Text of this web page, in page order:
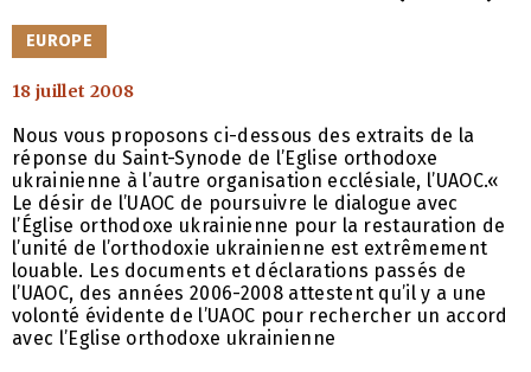
CATÉGORIES
EUROPE
18 juillet 2008
Nous vous proposons ci-dessous des extraits de la
réponse du Saint-Synode de l’Eglise orthodoxe
ukrainienne à l’autre organisation ecclésiale, l’UAOC.«
Le désir de l’UAOC de poursuivre le dialogue avec
l’Église orthodoxe ukrainienne pour la restauration de
l’unité de l’orthodoxie ukrainienne est extrêmement
louable. Les documents et déclarations passés de
l’UAOC, des années 2006-2008 attestent qu’il y a une
volonté évidente de l’UAOC pour rechercher un accord
avec l’Eglise orthodoxe ukrainienne